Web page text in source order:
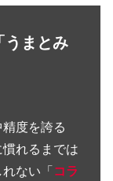
まとみ
度を誇る
れるまでは
ない「コラ